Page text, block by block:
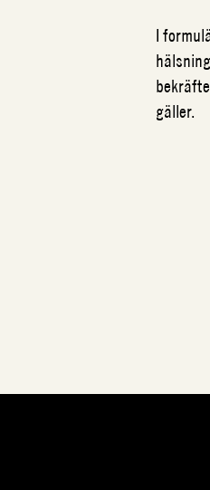
I
gäller.